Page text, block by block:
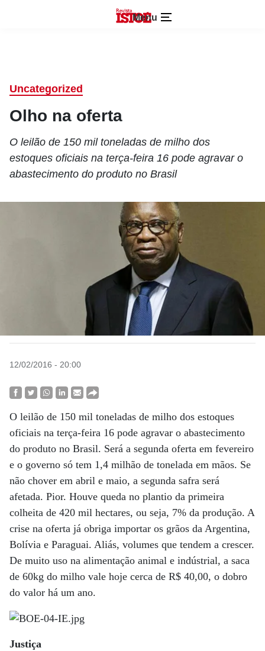
Menu
Uncategorized
Olho na oferta
O leilão de 150 mil toneladas de milho dos
estoques oficiais na terça-feira 16 pode agravar o
abastecimento do produto no Brasil
12/02/2016 - 20:00
O leilão de 150 mil toneladas de milho dos estoques
oficiais na terça-feira 16 pode agravar o abastecimento
do produto no Brasil. Será a segunda oferta em fevereiro
e o governo só tem 1,4 milhão de tonelada em mãos. Se
não chover em abril e maio, a segunda safra será
afetada. Pior. Houve queda no plantio da primeira
colheita de 420 mil hectares, ou seja, 7% da produção. A
crise na oferta já obriga importar os grãos da Argentina,
Bolívia e Paraguai. Aliás, volumes que tendem a crescer.
De muito uso na alimentação animal e indústrial, a saca
de 60kg do milho vale hoje cerca de R$ 40,00, o dobro
do valor há um ano.
Justiça